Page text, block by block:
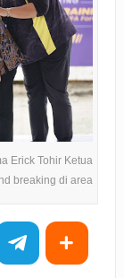
Erick Tohir Ketua
breaking di area